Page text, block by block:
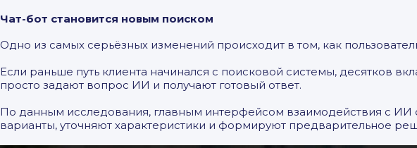
Чат-бот становится новым поиском
Одно из самых серьёзных изменений происходит в том, как
Если раньше путь клиента начинался с поисковой системы, десятков
просто задают вопрос ИИ и получают готовый ответ.
По данным исследования, главным интерфейсом взаимодействия с ИИ
варианты, уточняют характеристики и формируют предварительное